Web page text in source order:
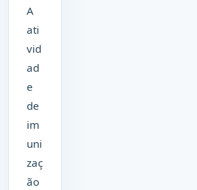
A
ati
vid
ad
e
de
im
uni
zaç
ão